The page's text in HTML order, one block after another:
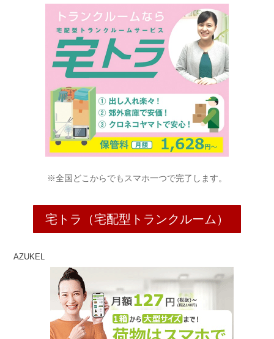
※全国どこからでもスマホ一つで完了します。
宅トラ（宅配型トランクルーム）
AZUKEL